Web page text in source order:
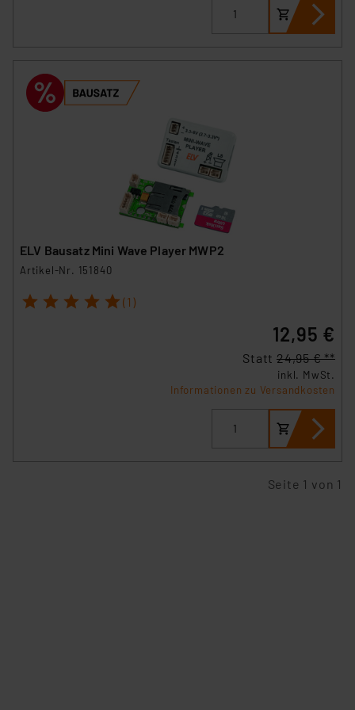
ELV Bausatz Mini Wave Player MWP2
Artikel-Nr. 151840
1 2 3 4 5 (1)
12,95 €
Statt 24,95 € **
inkl. MwSt.
Informationen zu Versandkosten
Seite 1 von 1